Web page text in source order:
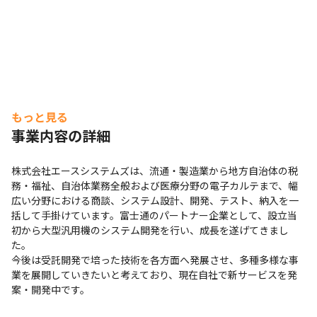
もっと見る
事業内容の詳細
株式会社エースシステムズは、流通・製造業から地方自治体の税
務・福祉、自治体業務全般および医療分野の電子カルテまで、幅
広い分野における商談、システム設計、開発、テスト、納入を一
括して手掛けています。富士通のパートナー企業として、設立当
初から大型汎用機のシステム開発を行い、成長を遂げてきまし
た。
今後は受託開発で培った技術を各方面へ発展させ、多種多様な事
業を展開していきたいと考えており、現在自社で新サービスを発
案・開発中です。